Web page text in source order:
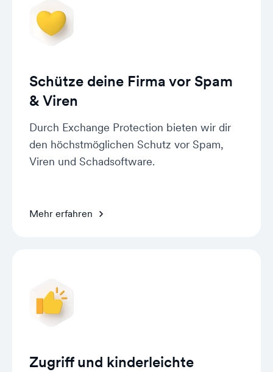
Schütze deine Firma vor Spam
& Viren
Durch Exchange Protection bieten wir dir
den höchstmöglichen Schutz vor Spam,
Viren und Schadsoftware.
Mehr erfahren
Zugriff und kinderleichte